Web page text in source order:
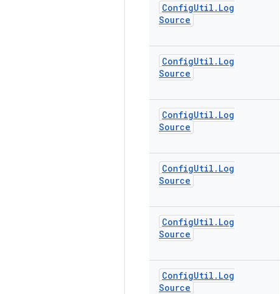
ConfigUtil . Log
Source
ConfigUtil . Log
Source
ConfigUtil . Log
Source
ConfigUtil . Log
Source
ConfigUtil . Log
Source
ConfigUtil . Log
Source